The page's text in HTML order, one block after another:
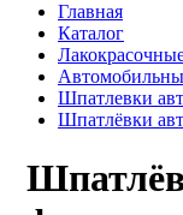
Главная
Каталог
Шпатлевки
Шпатлёвки